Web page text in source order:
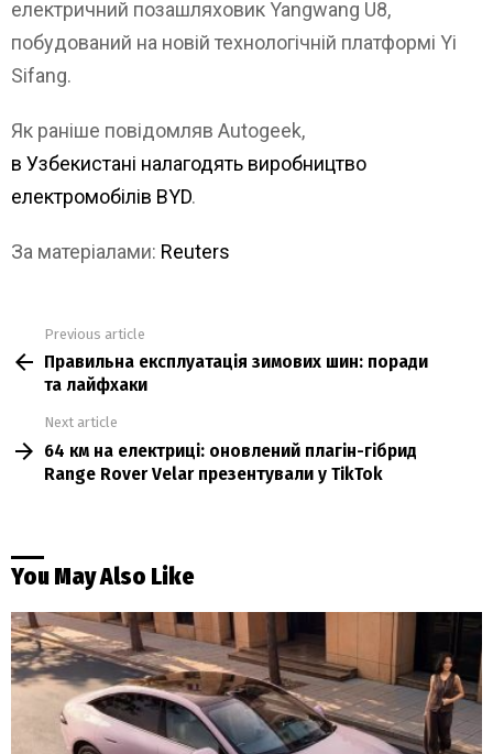
електричний позашляховик Yangwang U8,
побудований на новій технологічній платформі Yi
Sifang.
Як раніше повідомляв Autogeek,
в Узбекистані налагодять виробництво
електромобілів BYD.
За матеріалами: Reuters
more
Previous article
Правильна експлуатація зимових шин: поради
та лайфхаки
Next article
64 км на електриці: оновлений плагін-гібрид
Range Rover Velar презентували у TikTok
You May Also Like